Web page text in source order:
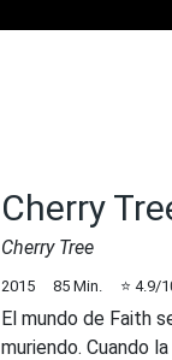
Cherry
Cherry Tree
2015 85 Min. ⭐ 4.9/
El mundo de Faith
muriendo. Cuando